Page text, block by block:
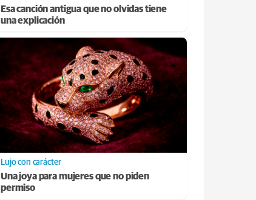
Esa canción antigua que no olvidas tiene
una explicación
Lujo con carácter
Una joya para mujeres que no piden
permiso